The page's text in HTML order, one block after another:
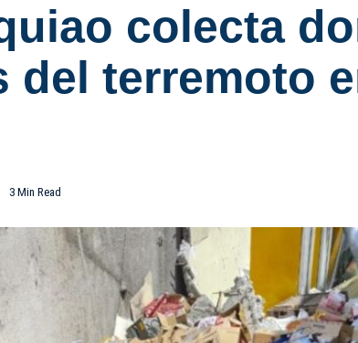
colecta
del terremoto
3 Min Read